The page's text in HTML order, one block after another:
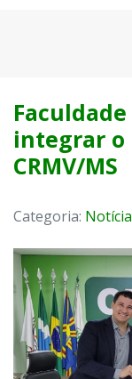
integrar o
CRMV/MS
Categoria: